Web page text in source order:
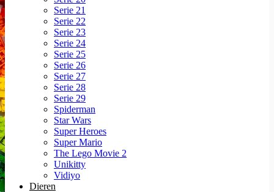
Serie 21
Serie 22
Serie 23
Serie 24
Serie 25
Serie 26
Serie 27
Serie 28
Serie 29
Spiderman
Star Wars
Super Heroes
Super Mario
The Lego Movie 2
Unikitty
Vidiyo
Dieren